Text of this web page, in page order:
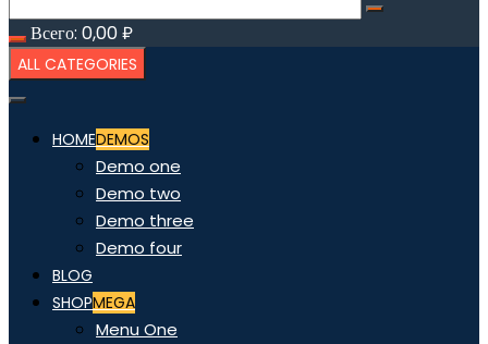
Всего: 0,00₽
ALL CATEGORIES
HOMEDEMOS
Demo one
Demo two
Demo three
Demo four
BLOG
SHOPMEGA
Menu One